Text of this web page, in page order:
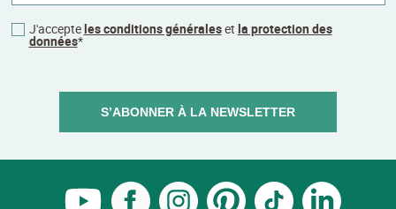
J'accepteles conditions généraleset la protection des
données*
S’ABONNER À LA NEWSLETTER